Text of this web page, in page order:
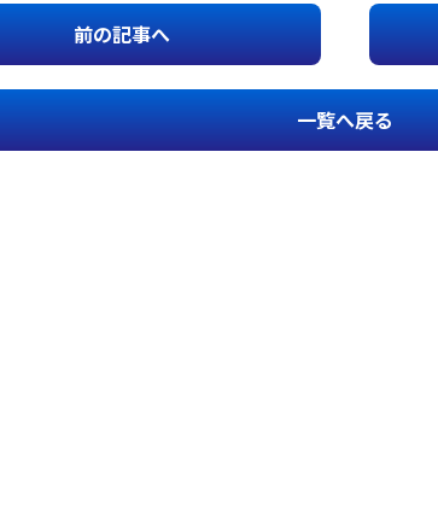
前の記事へ
一覧へ戻る